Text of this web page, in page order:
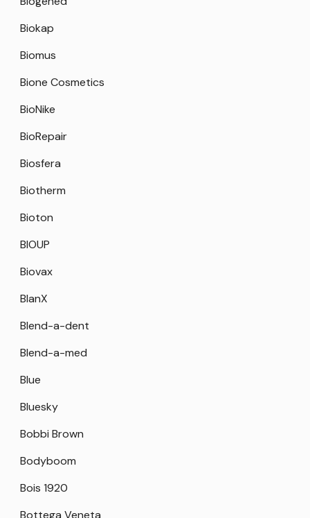
Biokap
Biomus
Bione Cosmetics
BioNike
BioRepair
Biosfera
Biotherm
Bioton
BIOUP
Biovax
BlanX
Blend-a-dent
Blend-a-med
Blue
Bluesky
Bobbi Brown
Bodyboom
Bois 1920
Bottega Veneta